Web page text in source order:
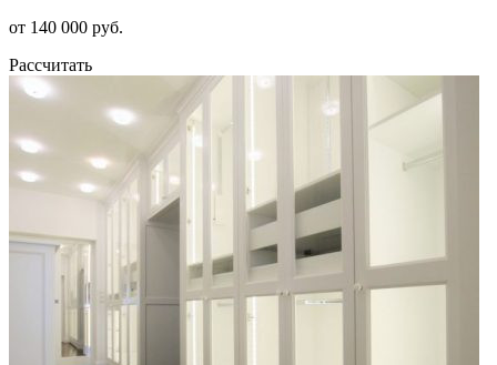
от 140 000 руб.
Рассчитать